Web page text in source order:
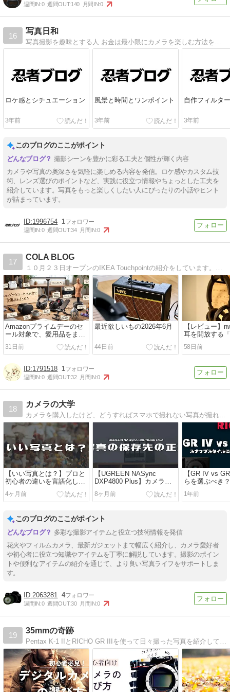
週間IN:0 週間OUT:140 月間IN:0
16
写真日和
ロケ感とシチュエーション
3年前
風景と時間とワンポイント
3年前
自作フィルタ
3年前
このブログのここがポイント
撮影シーンを豊かに彩る工夫と個性が輝く内容
カメラや写真の奥深さを気軽に楽しめる内容を発信。ロケ感やカスタム技
術、レンズ選びのポイントなど、実践に役立つ情報やちょっとした工夫を
紹介しています。写真をもっと楽しくしたい人にぴったりの小話やヒント
が詰まっています。
1996754 1
週間IN:0 週間OUT:34 月間IN:0
17
COLA BLOG
１０月２３日オープンのIKEA Touchpointの紹介をしています。最新のカメラ情報などもあります。
Amazonプライムデーのセ
ール対象で、愛用品をまと
31日前
最近欲しいもの2026年6月
44日前
【レビュー】
耳を開放する
適さ」と、オ
特有の割り切
58日前
1791518 1
週間IN:0 週間OUT:32 月間IN:0
18
カメラの大学
カメラを購入したけど、どうすればスマホで撮れない写真が撮れるのか、ブログや動画を見ても専門的すぎて分からない人に向けたブログになっています。僕自身もまだまだカメラ初心者なので、初心者目線で実際につまずいた点などを簡単解説。
【いい写真とは？】プロと
初心者の違いを言語化して
4ヶ月前
【UGREEN NASync
DXP4800 Plus】カメラ初
心者にこそ知ってほしい
「写真の保存先」の正解
8ヶ月前
【GR IV vs
らを選ぶべき
タイルに合っ
1年前
このブログのここがポイント
多彩な撮影アイテムと役立つ技術情報を発信
花火やフィルムカメラ、最新ガジェットまで幅広く紹介し、カメラ愛好者
や初心者に役立つ知識やアイテムを丁寧に解説しています。撮影のポイン
トや便利なアイテムの紹介を通じて、より良い写真ライフをサポートしま
す。
2063281 4
週間IN:0 週間OUT:30 月間IN:0
19
35mmの奇跡
Pentax K-1 IIとRICHO GR IIIを使って日々撮った写真を紹介しているブログです。Pentaxカメラやレンズを中心にカメラ機材のレビューもしています。たまにフィルムカメラについても使っています。